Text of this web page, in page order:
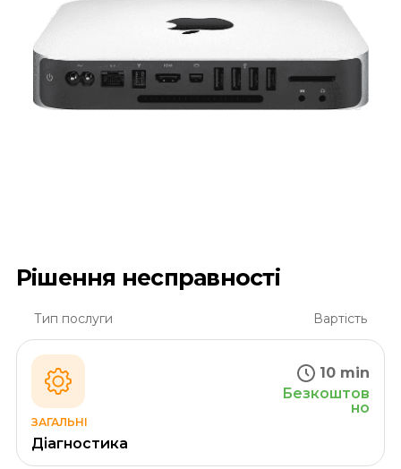
Рішення несправності
Тип послуги Вартість
ЗАГАЛЬНІ
Діагностика
10 min
Безкоштов
но